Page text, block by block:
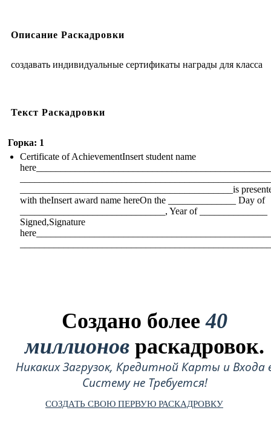
Описание Раскадровки
создавать индивидуальные сертификаты награды для класса
Текст Раскадровки
Горка: 1
Certificate of AchievementInsert student name
____________________________________________is
with theInsert award name hereOn the ______________ Day of
______________________________, Year of ______________
Signed,Signature
Создано более40
миллионов раскадровок.
Никаких Загрузок, Кредитной Карты и Входа
Систему не Требуется!
СОЗДАТЬ СВОЮ ПЕРВУЮ РАСКАДРОВКУ